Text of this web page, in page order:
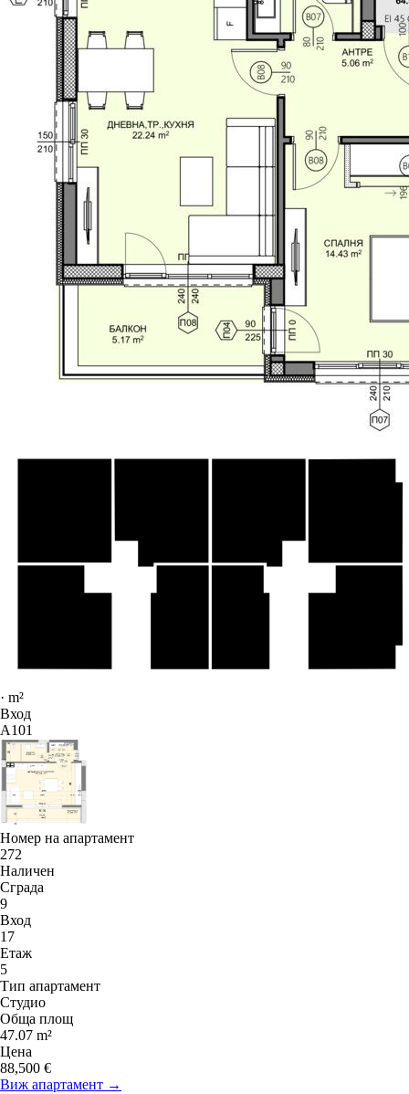
· m²
Вход
A101
Номер на апартамент
272
Наличен
Сграда
9
Вход
17
Етаж
5
Тип апартамент
Студио
Обща площ
47.07 m²
Цена
88,500 €
Виж апартамент →